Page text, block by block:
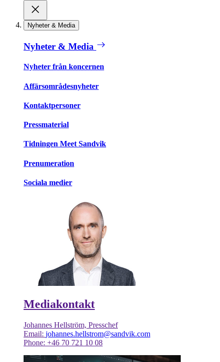
Nyheter & Media
Nyheter & Media
Nyheter från koncernen
Affärsområdesnyheter
Kontaktpersoner
Pressmaterial
Tidningen Meet Sandvik
Prenumeration
Sociala medier
Mediakontakt
Johannes Hellström, Presschef
Email: johannes.hellstrom@sandvik.com
Phone: +46 70 721 10 08